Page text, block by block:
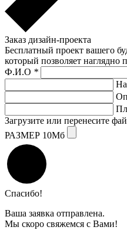
Заказ дизайн-проекта
Бесплатный проект вашего
который позволяет наглядно
Ф.И.О *
Загрузите или
РАЗМЕР 10Мб
Спасибо!
Ваша заявка отправлена.
Мы скоро свяжемся с Вами!